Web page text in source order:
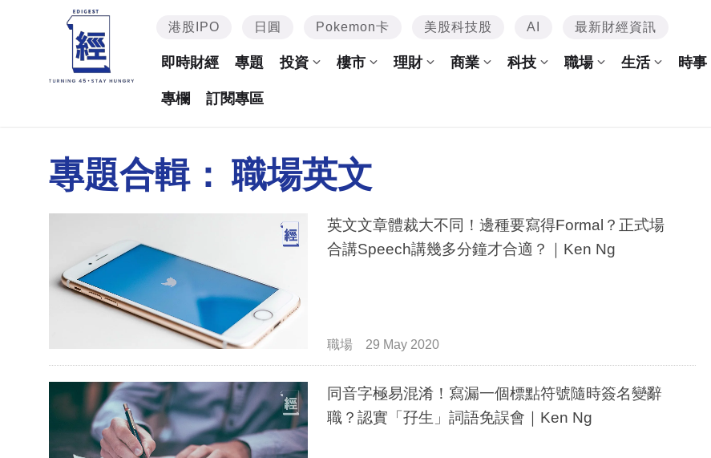
港股IPO 日圓 Pokemon卡 美股科技股 AI 最新財經資訊
即時財經 專題 投資 樓市 理財 商業 科技 職場 生活 時事
專欄 訂閱專區
專題合輯： 職場英文
英文文章體裁大不同！邊種要寫得Formal？正式場
合講Speech講幾多分鐘才合適？｜Ken Ng
職場 29 May 2020
同音字極易混淆！寫漏一個標點符號隨時簽名變辭
職？認實「孖生」詞語免誤會｜Ken Ng